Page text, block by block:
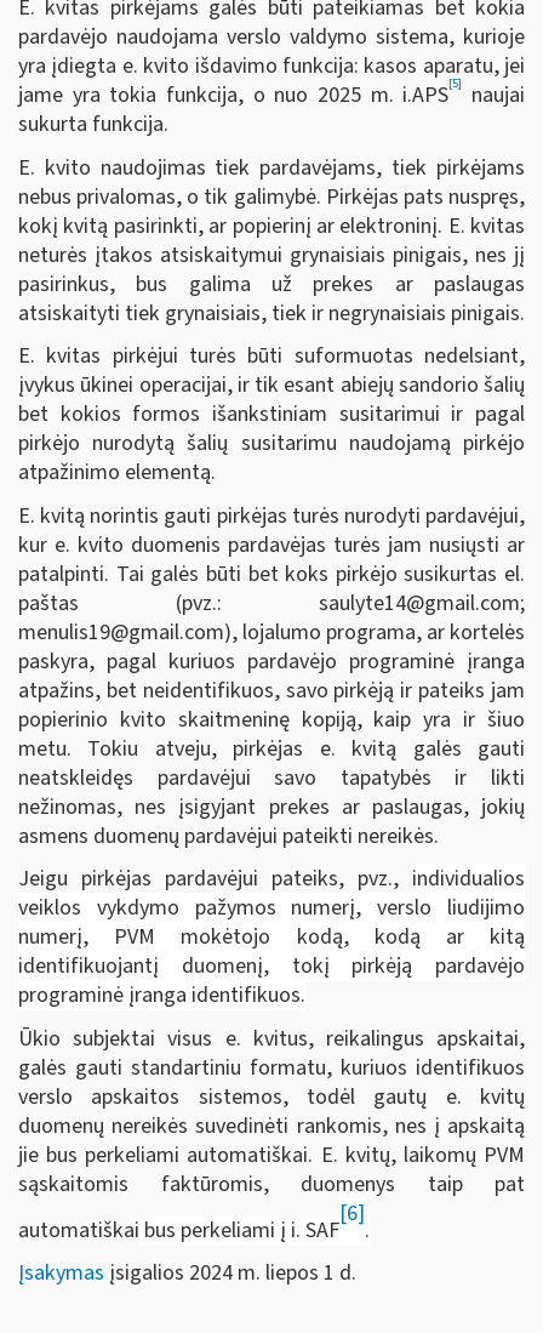
E. kvitas pirkėjams galės būti pateikiamas bet kokia
pardavėjo naudojama verslo valdymo sistema, kurioje
yra įdiegta e. kvito išdavimo funkcija: kasos aparatu, jei
jame yra tokia funkcija, o nuo 2025 m. i.APS[5]
naujai
sukurta funkcija.
E. kvito naudojimas tiek pardavėjams, tiek pirkėjams
nebus privalomas, o tik galimybė. Pirkėjas pats nuspręs,
kokį kvitą pasirinkti, ar popierinį ar elektroninį. E. kvitas
neturės įtakos atsiskaitymui grynaisiais pinigais, nes jį
pasirinkus, bus galima už prekes ar paslaugas
atsiskaityti tiek grynaisiais, tiek ir negrynaisiais pinigais.
E. kvitas pirkėjui turės būti suformuotas nedelsiant,
įvykus ūkinei operacijai, ir tik esant abiejų sandorio šalių
bet kokios formos išankstiniam susitarimui ir pagal
pirkėjo nurodytą šalių susitarimu naudojamą pirkėjo
atpažinimo elementą.
E. kvitą norintis gauti pirkėjas turės nurodyti pardavėjui,
kur e. kvito duomenis pardavėjas turės jam nusiųsti ar
patalpinti. Tai galės būti bet koks pirkėjo susikurtas el.
paštas (pvz.: saulyte14@gmail.com;
menulis19@gmail.com), lojalumo programa, ar kortelės
paskyra, pagal kuriuos pardavėjo programinė įranga
atpažins, bet neidentifikuos, savo pirkėją ir pateiks jam
popierinio kvito skaitmeninę kopiją, kaip yra ir šiuo
metu. Tokiu atveju, pirkėjas e. kvitą galės gauti
neatskleidęs pardavėjui savo tapatybės ir likti
nežinomas, nes įsigyjant prekes ar paslaugas, jokių
asmens duomenų pardavėjui pateikti nereikės.
Jeigu pirkėjas pardavėjui pateiks, pvz., individualios
veiklos vykdymo pažymos numerį, verslo liudijimo
numerį, PVM mokėtojo kodą, kodą ar kitą
identifikuojantį duomenį, tokį pirkėją pardavėjo
programinė įranga identifikuos.
Ūkio subjektai visus e. kvitus, reikalingus apskaitai,
galės gauti standartiniu formatu, kuriuos identifikuos
verslo apskaitos sistemos, todėl gautų e. kvitų
duomenų nereikės suvedinėti rankomis, nes į apskaitą
jie bus perkeliami automatiškai. E. kvitų, laikomų PVM
sąskaitomis faktūromis, duomenys taip pat
automatiškai bus perkeliami į i. SAF
[6]
.
Įsakymas įsigalios 2024 m. liepos 1 d.